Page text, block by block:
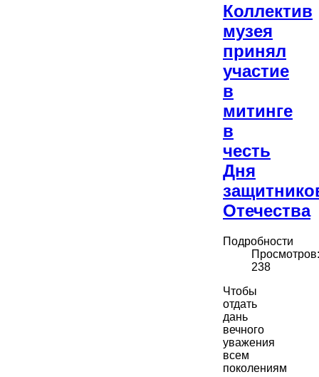
Коллектив
музея
принял
участие
в
митинге
в
честь
Дня
Отечества
Подробности
Просмотров:
238
Чтобы
отдать
дань
вечного
уважения
всем
поколениям